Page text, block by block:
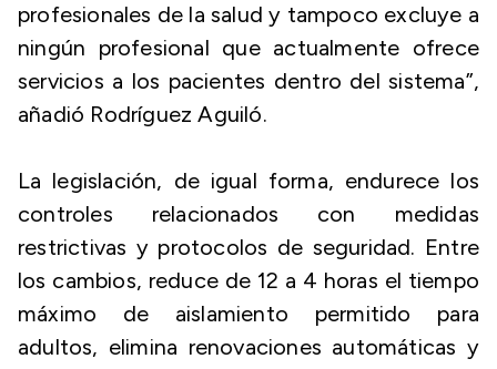
profesionales de la salud y tampoco excluye a
ningún profesional que actualmente ofrece
servicios a los pacientes dentro del sistema”,
añadió Rodríguez Aguiló.
La legislación, de igual forma, endurece los
controles relacionados con medidas
restrictivas y protocolos de seguridad. Entre
los cambios, reduce de 12 a 4 horas el tiempo
máximo de aislamiento permitido para
adultos, elimina renovaciones automáticas y